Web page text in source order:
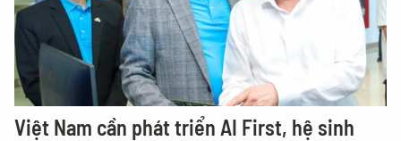
Việt Nam cần phát triển AI First, hệ sinh